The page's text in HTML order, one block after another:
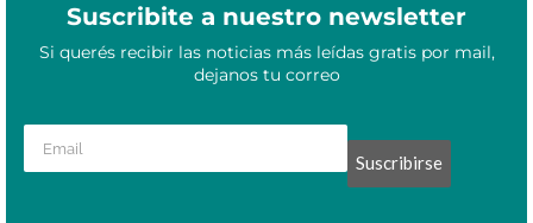
Suscribite a nuestro newsletter
Si querés recibir las noticias más leídas gratis por mail,
dejanos tu correo
Suscribirse